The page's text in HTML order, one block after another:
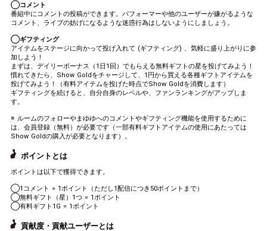
◯コメント
番組中にコメントの投稿ができます。パフォーマーや他のユーザーが嫌がるような
コメント、ライブの妨げになるような迷惑行為はしないようにしましょう。
◯ギフティング
アイテムをステージに向かって投げ入れて (ギフティング) 、気軽に盛り上がりに参
加しよう！
まずは、デイリーボーナス（1日1回）でもらえる無料ギフトの星を投げてみよう！
慣れてきたら、Show Goldをチャージして、1円から買える各種ギフトアイテムを
投げてみよう！（有料アイテムを投げた時点でShow Goldを消費します）
ギフティングを続けると、自分自身のレベルや、ファンランキングがアップしま
す。
※ ルームのフォローやまゆゆへのコメントやギフティング機能を使用するために
は、会員登録（無料）が必要です（一部有料ギフトアイテムの使用にあたっては
Show Goldの購入が必要となります）。
ポイントとは
ポイントは以下で獲得できます。
◯1コメント = 1ポイント（ただし1配信につき50ポイントまで）
◯無料ギフト（星）1つ = 1ポイント
◯有料ギフト1G = 1ポイント
貢献度・貢献ユーザーとは